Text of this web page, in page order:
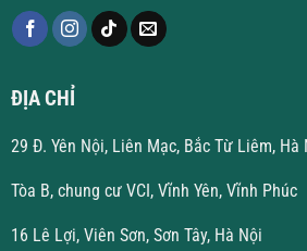
ĐỊA CHỈ
29 Đ. Yên Nội, Liên Mạc, Bắc Từ Liêm, Hà
Tòa B, chung cư VCI, Vĩnh Yên, Vĩnh Phúc
16 Lê Lợi, Viên Sơn, Sơn Tây, Hà Nội